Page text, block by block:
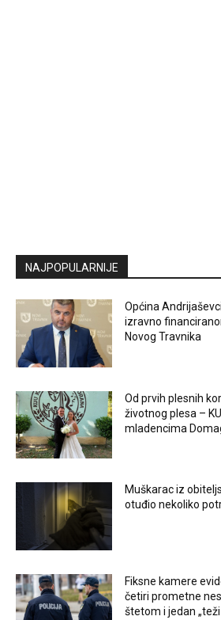
NAJPOPULARNIJE
Općina
izravno
Novog Travnika
Od prvih plesnih
životnog plesa –
mladencima
Muškarac iz
otuđio nekoliko
Fiksne kamere
četiri prometne
štetom i jedan